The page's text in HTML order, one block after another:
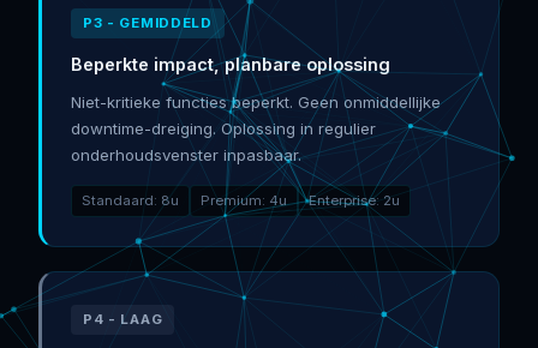
P3 - GEMIDDELD
Beperkte impact, planbare oplossing
Niet-kritieke functies beperkt. Geen onmiddellijke
downtime-dreiging. Oplossing in regulier
onderhoudsvenster inpasbaar.
Standaard: 8u Premium: 4u Enterprise: 2u
P4 - LAAG